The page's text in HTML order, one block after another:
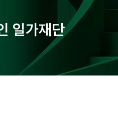
일가재단